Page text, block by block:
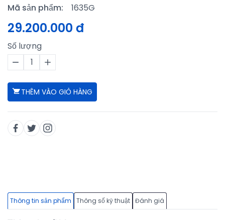
Mã sản phẩm:
1635G
29.200.000 đ
Số lượng
1
THÊM VÀO GIỎ HÀNG
Thông tin sản phẩm Thông số kỹ thuật Đánh giá